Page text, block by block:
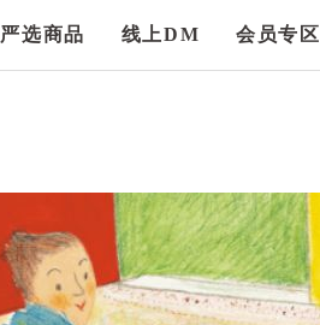
严选商品 线上DM 会员专区